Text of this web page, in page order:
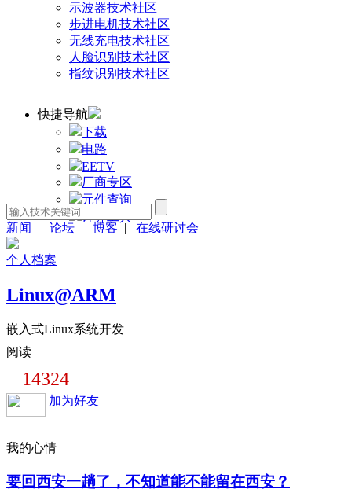
示波器技术社区
步进电机技术社区
无线充电技术社区
人脸识别技术社区
指纹识别技术社区
快捷导航
下载
电路
EETV
厂商专区
元件查询
计算工具
新闻
| 论坛 | 博客 | 在线研讨会
个人档案
Linux@ARM
嵌入式Linux系统开发
阅读
14324
加为好友
我的心情
要回西安一趟了，不知道能不能留在西安？